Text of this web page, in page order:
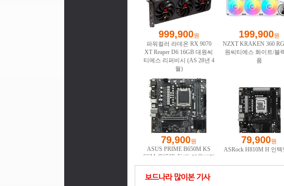
보드나라 많이본 기사